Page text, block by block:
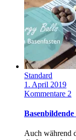
Standard
1. April 2019
Kommentare 2
Auch während